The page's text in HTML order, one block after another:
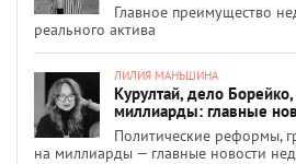
Главное преимущество
реального актива
ЛИЛИЯ МАНЬШИНА
Курултай, дело
миллиарды: главные
Политические реформы,
на миллиарды — главные новости